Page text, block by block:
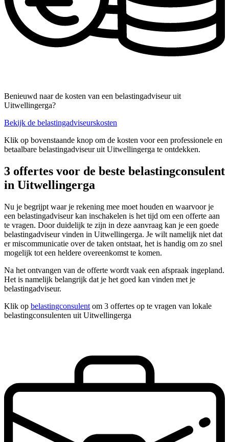
Benieuwd naar de kosten van een belastingadviseur uit
Uitwellingerga?
Bekijk de belastingadviseurskosten
Klik op bovenstaande knop om de kosten voor een professionele en
betaalbare belastingadviseur uit Uitwellingerga te ontdekken.
3 offertes voor de beste belastingconsulent
in Uitwellingerga
Nu je begrijpt waar je rekening mee moet houden en waarvoor je
een belastingadviseur kan inschakelen is het tijd om een offerte aan
te vragen. Door duidelijk te zijn in deze aanvraag kan je een goede
belastingadviseur vinden in Uitwellingerga. Je wilt namelijk niet dat
er miscommunicatie over de taken ontstaat, het is handig om zo snel
mogelijk tot een heldere overeenkomst te komen.
Na het ontvangen van de offerte wordt vaak een afspraak ingepland.
Het is namelijk belangrijk dat je het goed kan vinden met je
belastingadviseur.
Klik op belastingconsulent om 3 offertes op te vragen van lokale
belastingconsulenten uit Uitwellingerga